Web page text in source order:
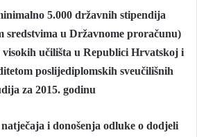
5.000 državnih stipendija
sredstvima u Državnome proračunu)
učilišta u Republici Hrvatskoj i
poslijediplomskih sveučilišnih
za 2015. godinu
i donošenja odluke o dodjeli